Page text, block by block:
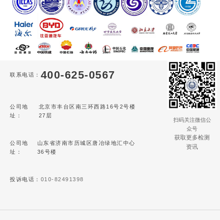
联系电话： 400-625-0567
公司地
址：
北京市丰台区南三环西路16号2号楼
27层
公司地
址：
山东省济南市历城区唐冶绿地汇中心
36号楼
投诉电话： 010-82491398
扫码关注微信公
众号
获取更多检测
资讯